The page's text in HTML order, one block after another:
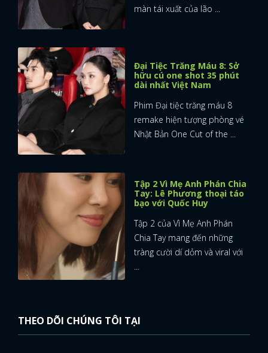
màn tái xuất của lão ...
Đại Tiệc Trăng Máu 8: Sở
hữu cú one shot 35 phút
dài nhất Việt Nam
Phim Đại tiệc trăng máu 8
remake hiện tượng phòng vé
Nhật Bản One Cut of the ...
Tập 2 Vì Mẹ Anh Phán Chia
Tay: Lê Phương thoại táo
bạo với Quốc Huy
Tập 2 của Vì Mẹ Anh Phán
Chia Tay mang đến những
tràng cười dí dỏm và viral với
THEO DÕI CHÚNG TÔI TẠI